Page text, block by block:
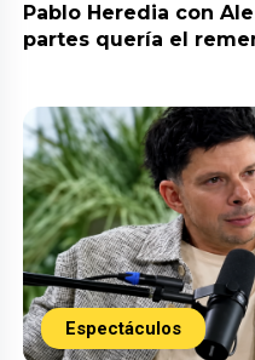
Pablo Heredia con
partes quería el
Espectáculos